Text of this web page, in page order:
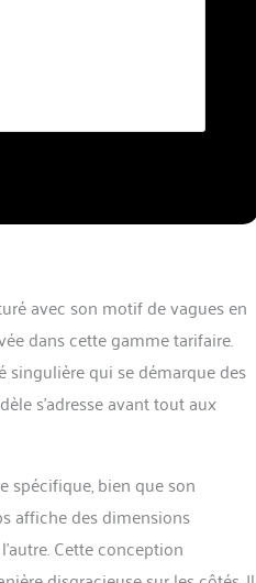
de la plongée. Vous
un usage quotidien
la plongée avec tuba
la couronne sous
verre saphir
miroir est recouvert d'un
à haute luminosité】Le
sources de lumière
【30 jours de
l'utilisation,
notre aide rapides et
avec son motif de vagues en
dans cette gamme tarifaire.
singulière qui se démarque des
s’adresse avant tout aux
spécifique, bien que son
affiche des dimensions
Cette conception